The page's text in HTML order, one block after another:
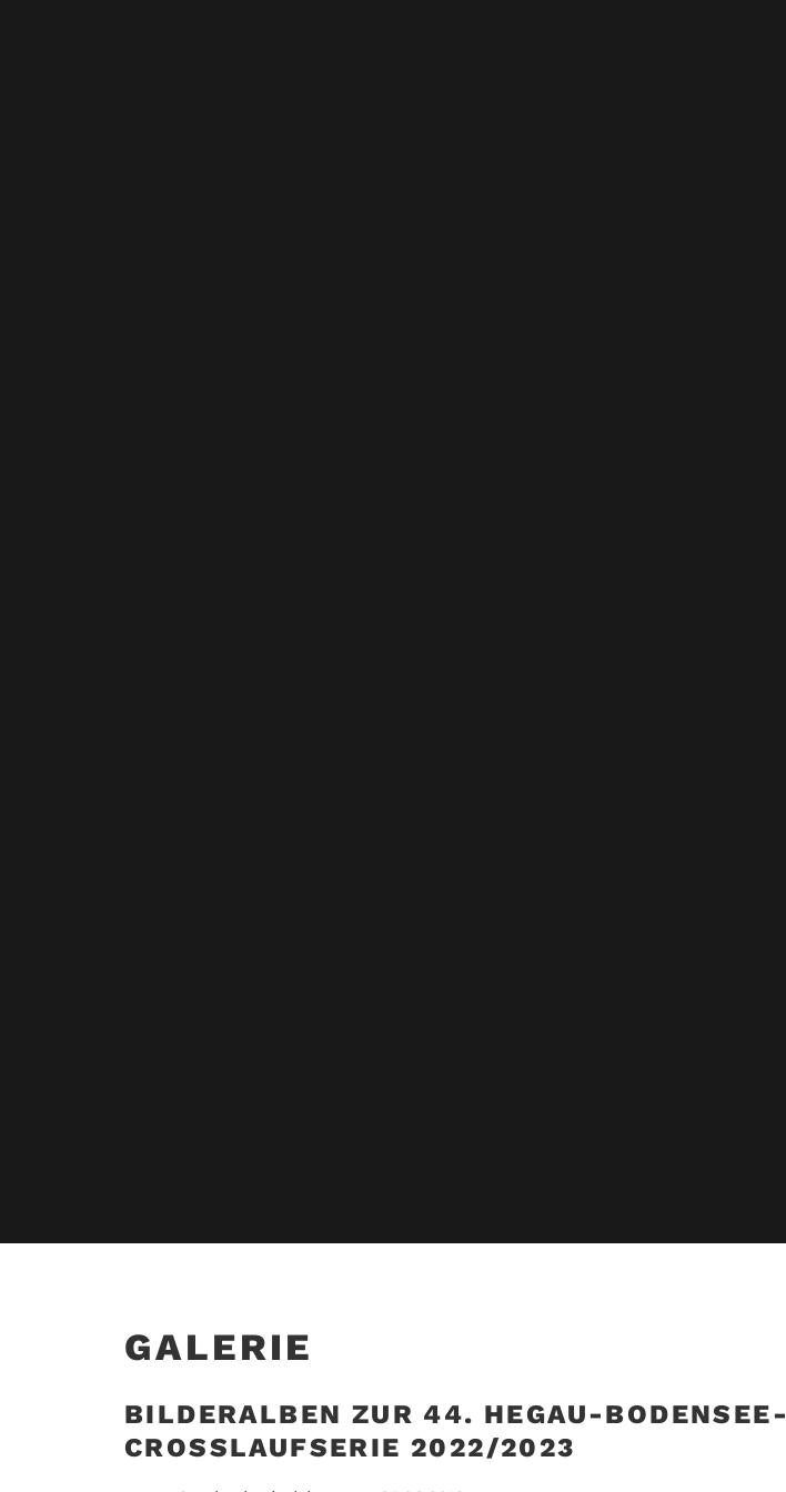
GALERIE
BILDERALBEN ZUR 44. HEGAU-BODENSEE-
CROSSLAUFSERIE 2022/2023